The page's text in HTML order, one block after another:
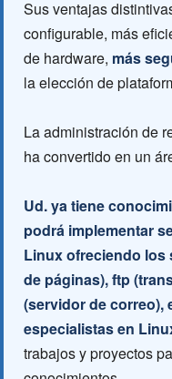
Sus ventajas
configurable, más
de hardware, más
la elección de
La administración de
ha convertido en un
Ud. ya tiene
podrá implementar
Linux ofreciendo los
de páginas), ftp
(servidor de correo),
especialistas en
trabajos y proyectos